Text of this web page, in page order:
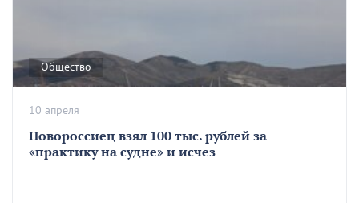
Общество
Новороссиец взял 100 тыс. рублей за
«практику на судне» и исчез
10 апреля